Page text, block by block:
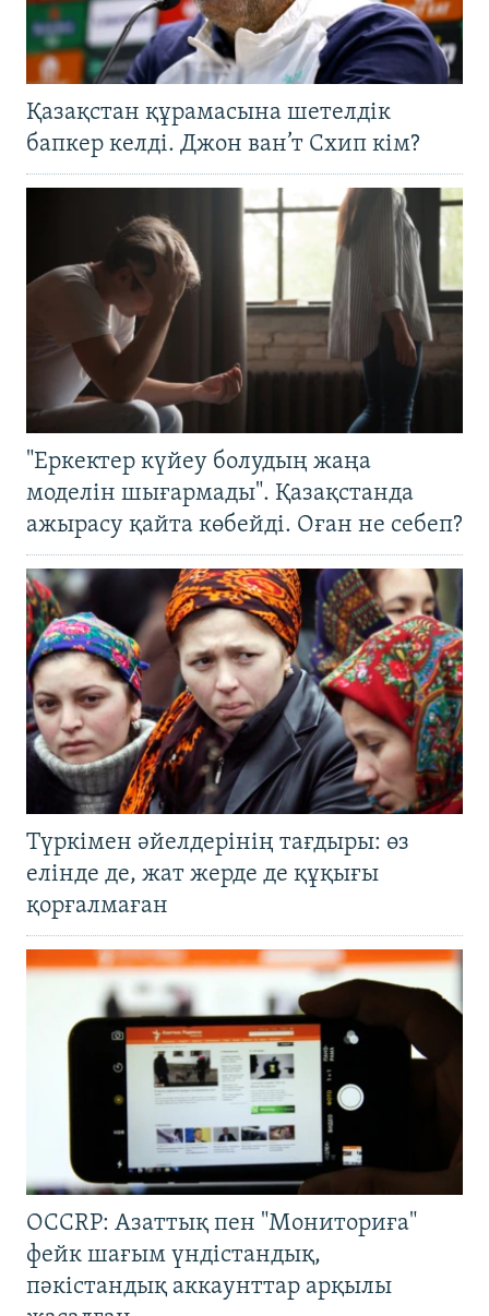
Қазақстан құрамасына шетелдік
бапкер келді. Джон ван’т Схип кім?
"Еркектер күйеу болудың жаңа
моделін шығармады". Қазақстанда
ажырасу қайта көбейді. Оған не себеп?
Түркімен әйелдерінің тағдыры: өз
елінде де, жат жерде де құқығы
қорғалмаған
OCCRP: Азаттық пен "Мониториға"
фейк шағым үндістандық,
пәкістандық аккаунттар арқылы